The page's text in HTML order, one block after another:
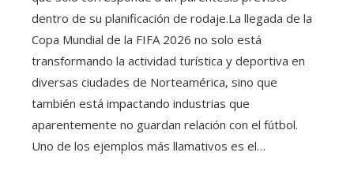
dentro de su planificación de rodaje.La llegada de la
Copa Mundial de la FIFA 2026 no solo está
transformando la actividad turística y deportiva en
diversas ciudades de Norteamérica, sino que
también está impactando industrias que
aparentemente no guardan relación con el fútbol.
Uno de los ejemplos más llamativos es el…